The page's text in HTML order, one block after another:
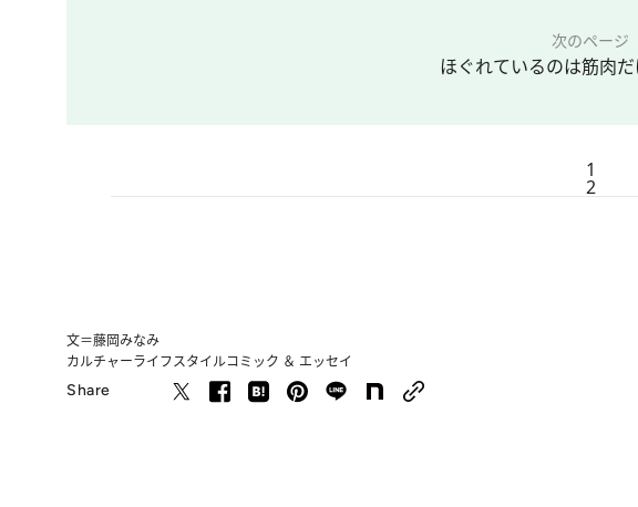
次のページ
ほぐれているのは筋肉だ
1
2
文＝藤岡みなみ
カルチャーライフスタイルコミック ＆ エッセイ
Share